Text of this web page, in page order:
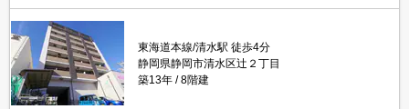
東海道本線/清水駅 徒歩4分
静岡県静岡市清水区辻２丁目
築13年
8階建